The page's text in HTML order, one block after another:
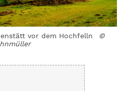
vor dem Hochfelln
©